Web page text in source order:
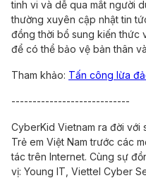
tinh vi và dễ qua mắt người
thường xuyên cập nhật tin
đồng thời bổ sung kiến thức
để có thể bảo vệ bản thân
Tham khảo: Tấn công lừa
----------------------------
CyberKid Vietnam ra đời với
Trẻ em Việt Nam trước các
tác trên Internet. Cùng sự
vị: Young IT, Viettel Cyber